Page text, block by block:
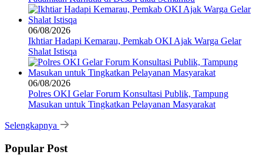
06/08/2026
Ikhtiar Hadapi Kemarau, Pemkab OKI Ajak Warga Gelar
Shalat Istisqa
06/08/2026
Polres OKI Gelar Forum Konsultasi Publik, Tampung
Masukan untuk Tingkatkan Pelayanan Masyarakat
Selengkapnya
Popular Post